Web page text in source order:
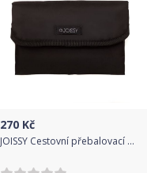
270 Kč
JOISSY Cestovní přebalovací podložka EASY, black